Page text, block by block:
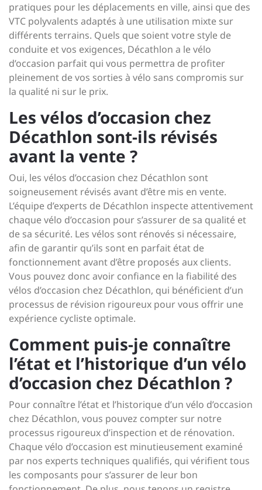
pratiques pour les déplacements en ville, ainsi que des
VTC polyvalents adaptés à une utilisation mixte sur
différents terrains. Quels que soient votre style de
conduite et vos exigences, Décathlon a le vélo
d’occasion parfait qui vous permettra de profiter
pleinement de vos sorties à vélo sans compromis sur
la qualité ni sur le prix.
Les vélos d’occasion chez
Décathlon sont-ils révisés
avant la vente ?
Oui, les vélos d’occasion chez Décathlon sont
soigneusement révisés avant d’être mis en vente.
L’équipe d’experts de Décathlon inspecte attentivement
chaque vélo d’occasion pour s’assurer de sa qualité et
de sa sécurité. Les vélos sont rénovés si nécessaire,
afin de garantir qu’ils sont en parfait état de
fonctionnement avant d’être proposés aux clients.
Vous pouvez donc avoir confiance en la fiabilité des
vélos d’occasion chez Décathlon, qui bénéficient d’un
processus de révision rigoureux pour vous offrir une
expérience cycliste optimale.
Comment puis-je connaître
l’état et l’historique d’un vélo
d’occasion chez Décathlon ?
Pour connaître l’état et l’historique d’un vélo d’occasion
chez Décathlon, vous pouvez compter sur notre
processus rigoureux d’inspection et de rénovation.
Chaque vélo d’occasion est minutieusement examiné
par nos experts techniques qualifiés, qui vérifient tous
les composants pour s’assurer de leur bon